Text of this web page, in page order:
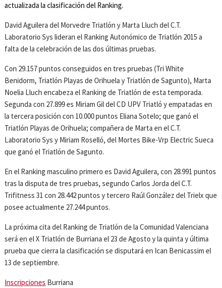
actualizada la clasificación del Ranking.
David Aguilera del Morvedre Triatlón y Marta Lluch del C.T.
Laboratorio Sys lideran el Ranking Autonómico de Triatlón 2015 a
falta de la celebración de las dos últimas pruebas.
Con 29.157 puntos conseguidos en tres pruebas (Tri White
Benidorm, Triatlón Playas de Orihuela y Triatlón de Sagunto), Marta
Noelia Lluch encabeza el Ranking de Triatlón de esta temporada.
Segunda con 27.899 es Miriam Gil del CD UPV Triatló y empatadas en
la tercera posición con 10.000 puntos Eliana Sotelo; que ganó el
Triatlón Playas de Orihuela; compañera de Marta en el C.T.
Laboratorio Sys y Miriam Roselló, del Mortes Bike-Vrp Electric Sueca
que ganó el Triatlón de Sagunto.
En el Ranking masculino primero es David Aguilera, con 28.991 puntos
tras la disputa de tres pruebas, segundo Carlos Jorda del C.T.
Trifitness 31 con 28.442 puntos y tercero Raúl González del Trielx que
posee actualmente 27.244 puntos.
La próxima cita del Ranking de Triatlón de la Comunidad Valenciana
será en el X Triatlón de Burriana el 23 de Agosto y la quinta y última
prueba que cierra la clasificación se disputará en Ican Benicassim el
13 de septiembre.
Inscripciones Burriana